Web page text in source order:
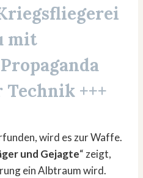
mit
+++
wird es zur Waffe.
und Gejagte“ zeigt,
ein Albtraum wird.